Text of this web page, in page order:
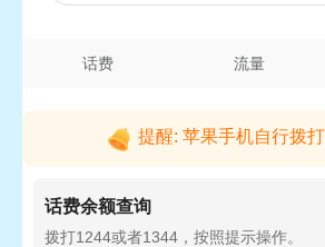
话费 流量
提醒: 苹果手机自行拨
话费余额查询
拨打1244或者1344，按照提示操作。